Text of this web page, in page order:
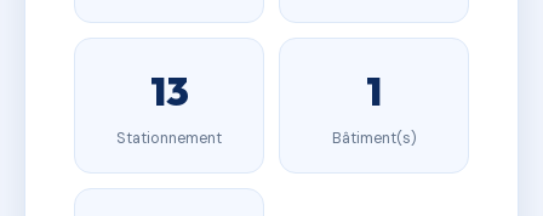
13
Stationnement
1
Bâtiment(s)